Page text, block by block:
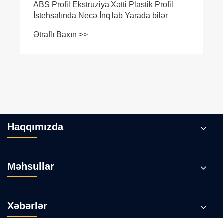
ABS Profil Ekstruziya Xətti Plastik Profil
İstehsalında Necə İnqilab Yarada bilər
Ətraflı Baxın >>
Haqqımızda
Məhsullar
Xəbərlər